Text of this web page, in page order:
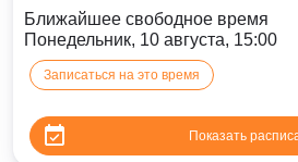
Ближайшее свободное время
Понедельник, 10 августа, 15:00
Записаться на это время
Показать